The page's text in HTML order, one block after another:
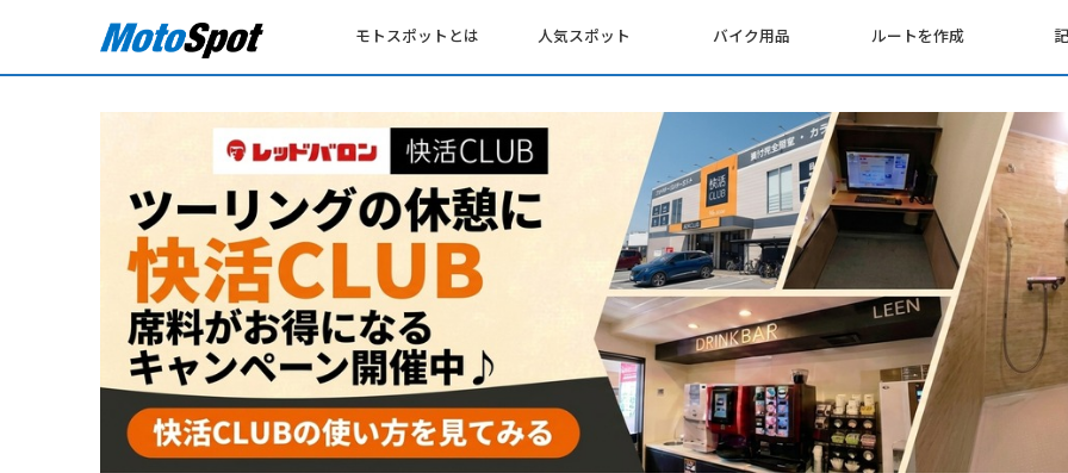
モトスポットとは 人気スポット バイク用品 ルートを作成